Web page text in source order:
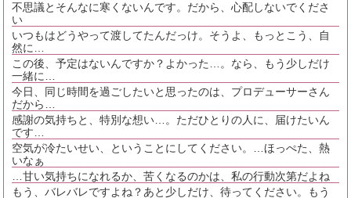
不思議とそんなに寒くないんです。だから、心配しないでくださ
い
いつもはどうやって渡してたんだっけ。そうよ、もっとこう、自
然に…
この後、予定はないんですか？よかった…。なら、もう少しだけ
一緒に…
今日、同じ時間を過ごしたいと思ったのは、プロデューサーさん
だから…
感謝の気持ちと、特別な想い…。ただひとりの人に、届けたいん
です…
空気が冷たいせい、ということにしてください。…ほっぺた、熱
いなぁ
…甘い気持ちになれるか、苦くなるのかは、私の行動次第だよね
もう、バレバレですよね？あと少しだけ、待ってください。もう